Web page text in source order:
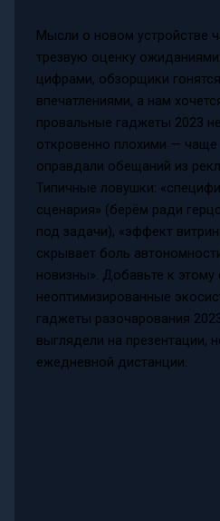
Мысли о новом устройстве
трезвую оценку
цифрами, обзорщики
впечатлениями, а нам
провальные гаджеты 2023
откровенно плохими — чаще
оправдали обещаний из
Типичные ловушки:
сценария» (берём ради
под задачи), «эффект
скрывает боль
новизны». Добавьте к
неоптимизированные
гаджеты разочарования
выглядели на презентации,
ежедневной дистанции.